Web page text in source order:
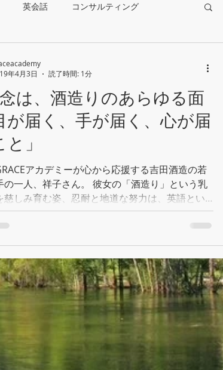
英会話 コンサルティング
念は、酒造りのあらゆる面
が届く、手が届く、心が届
と」
アカデミーが心から応援する吉田酒造の若
の一人、祥子さん。 彼女の「酒造り」という乳
慈しみ育む姿、忍耐と地道な努力は、英語とい
を全力で体得しようとする姿勢にも現れていま
日曜日は恒例の「酒蔵祭り」が開かれ、私もほ
年4月3日
読了時間: 1分